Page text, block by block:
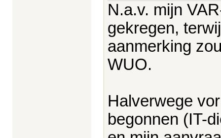
N.a.v. mijn
gekregen,
aanmerking
WUO.
Halverwege
begonnen (IT-